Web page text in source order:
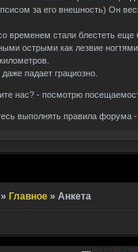
за его внешность) Он
временем стали блестеть
острыми как лезвие
падает грациозно.
нас? - посмотрю
выполнять правила форума -
» Главное »Анкета